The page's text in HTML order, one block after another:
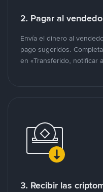
2. Pagar al
Envía el dinero al
pago sugeridos.
en «Transferido, notificar
3. Recibir las